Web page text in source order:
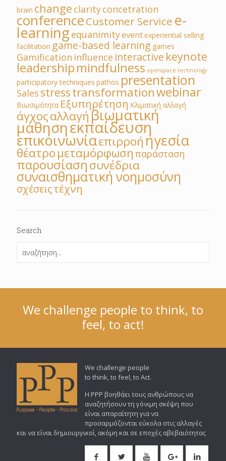
brain change clarityconcetration
conferenceCustomer Service e-
learning equanimityeventexperiential selling
facilitation game-based learning games
Gamification influence interactive keynote
leadershipmindfulness openspace technology
participatory techniques pathos presentation
Sales stresstransformationwebinar
Βιωσιμότητα Εξυπηρέτηση Κλιματική αλλαγή
άγχοςαλλαγή βιωματική
μάθησηεκπαίδευση
επικοινωνίαεπιρροή ηγεσία
θέατρομεταμόρφωση παράσταση
παρουσίασησυνέδρια
συναισθηματική νοημοσύνη
σχέσειςτέχνη
Search
We challenge people to think, to
feel, to act!
We challenge people
to think, to feel, to Act.
Η PPP βοηθάει τους ανθρώπους να
αναζητήσουν τη γόνιμη σκέψη που
είναι απαραίτητη για να
προσαρμόζονται εύκολα στις αλλαγές
και να είναι δημιουργικοί, ακόμη και σε εποχές αβεβαιότητας